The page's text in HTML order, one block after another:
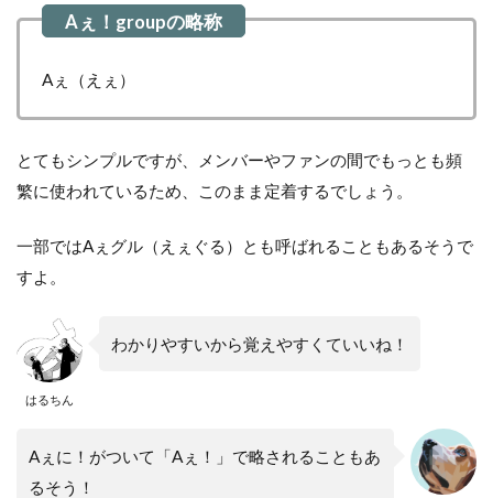
Aぇ（えぇ）
とてもシンプルですが、メンバーやファンの間でもっとも頻
繁に使われているため、このまま定着するでしょう。
一部ではAぇグル（えぇぐる）とも呼ばれることもあるそうで
すよ。
はるちん
わかりやすいから覚えやすくていいね！
Aぇに！がついて「Aぇ！」で略されることもあ
るそう！